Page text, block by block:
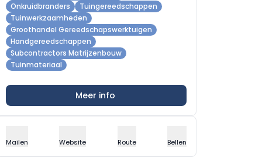
Onkruidbranders
Tuingereedschappen
Tuinwerkzaamheden
Groothandel Gereedschapswerktuigen
Handgereedschappen
Subcontractors Matrijzenbouw
Tuinmateriaal
Meer info
Mailen Website Route Bellen